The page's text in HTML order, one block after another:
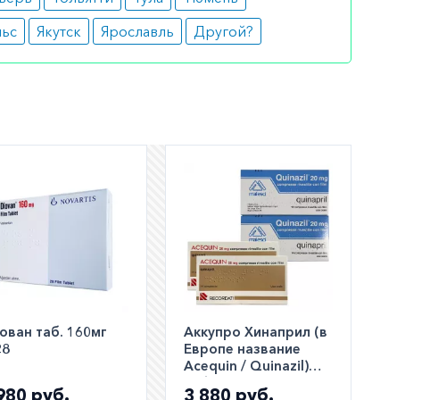
или
по РФ)
Якутск Ярославль Другой?
таб. 160мг
руб.
Аккупро Хинаприл (в
Европе название
Acequin / Quinazil)
таб. 20мг №28
3 880 руб.